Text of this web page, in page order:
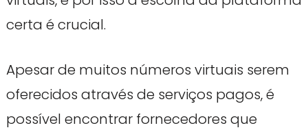
certa é crucial.
Apesar de muitos números virtuais serem
oferecidos através de serviços pagos, é
possível encontrar fornecedores que